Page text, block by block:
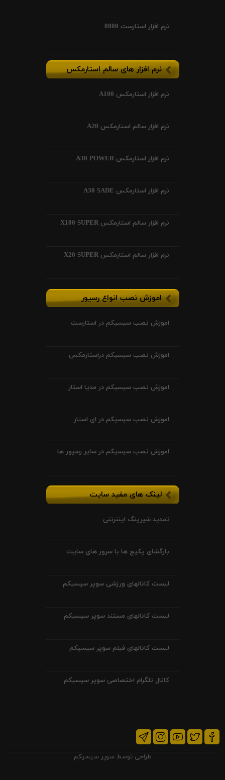
نرم افزار استارست 8800
نرم افزار های سالم استارمکس
نرم افزار استارمکس A100
نرم افزار سالم استارمکس A20
نرم افزار استارمکس A30 POWER
نرم افزار استارمکس A30 SADE
نرم افزار سالم استارمکس X100 SUPER
نرم افزار سالم استارمکس X20 SUPER
اموزش نصب انواع رسیور
اموزش نصب سیسیکم در استارست
اموزش نصب سیسیکم دراستارمکس
اموزش نصب سیسیکم در مدیا استار
اموزش نصب سیسیکم در ای استار
اموزش نصب سیسیکم در سایر رسیور ها
لینک های مفید سایت
تمدید شیرینگ اینترنتی
بازگشای پکیج ها با سرور های سایت
لیست کانالهای ورزشی سوپر سیسیکم
لیست کانالهای مستند سوپر سیسیکم
لیست کانالهای فیلم سوپر سیسیکم
کانال تلگرام اختصاصی سوپر سیسیکم
طراحی توسط سوپر سیسیکم